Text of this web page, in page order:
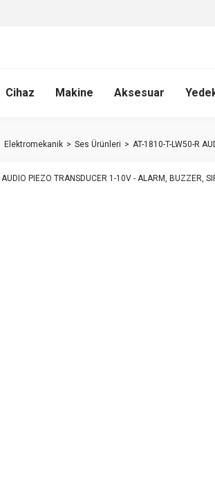
Cihaz Makine Aksesuar
Elektromekanik Ses Ürünleri AT-1810-T-LW50-R